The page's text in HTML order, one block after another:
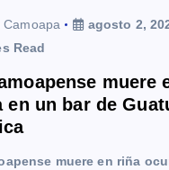
Camoapa
agosto 2,
Read
muere
en un bar de
muere en riña